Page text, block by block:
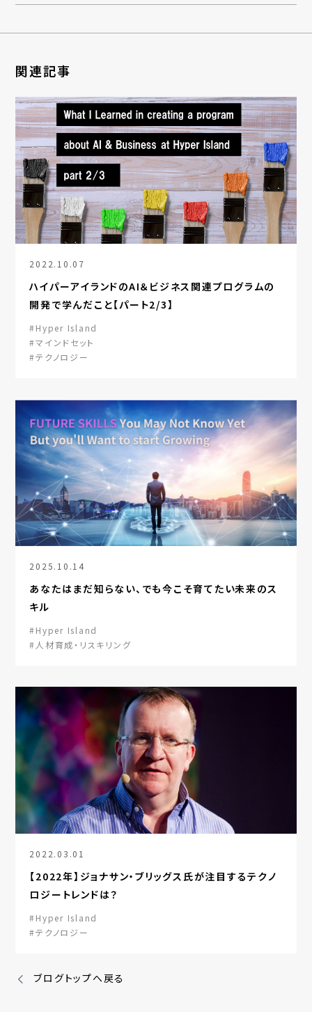
関連記事
2022.10.07
ハイパーアイランドのAI＆ビジネス関連プログラムの
開発で学んだこと【パート2/3】
#Hyper Island
#マインドセット
#テクノロジー
2025.10.14
あなたはまだ知らない、でも今こそ育てたい未来のス
キル
#Hyper Island
#人材育成・リスキリング
2022.03.01
【2022年】ジョナサン・ブリッグス氏が注目するテクノ
ロジートレンドは？
#Hyper Island
#テクノロジー
ブログトップへ戻る